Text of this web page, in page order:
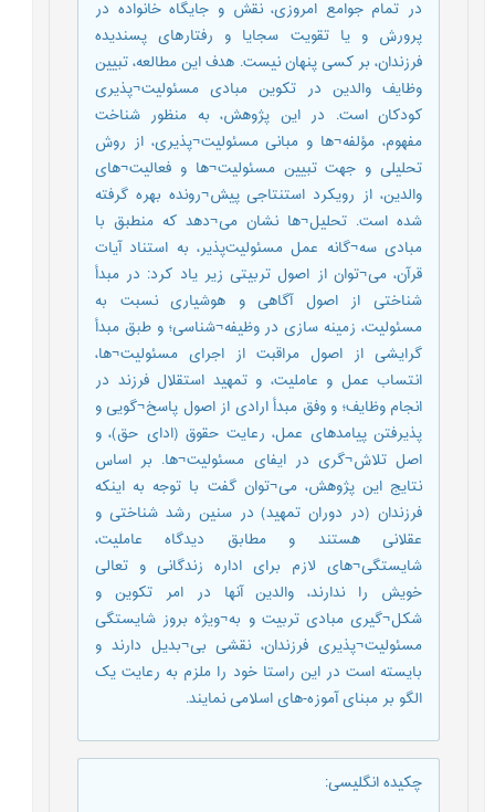
در تمام جوامع امروزی، نقش و جایگاه خانواده در
پرورش و یا تقویت سجایا و رفتارهای پسندیده
فرزندان، بر کسی پنهان نیست. هدف این مطالعه، تبیین
وظایف والدین در تکوین مبادی مسئولیت¬پذیری
کودکان است. در این پژوهش، به منظور شناخت
مفهوم، مؤلفه¬ها و مبانی مسئولیت¬پذیری، از روش
تحلیلی و جهت تبیین مسئولیت¬ها و فعالیت¬های
والدین، از رویکرد استنتاجی پیش¬رونده بهره گرفته
شده است. تحلیل¬ها نشان می¬دهد که منطبق با
مبادی سه¬گانه عمل مسئولیت‌پذیر، به استناد آیات
قرآن، می¬توان از اصول تربیتی زیر یاد کرد: در مبدأ
شناختی از اصول آگاهی و هوشیاری نسبت به
مسئولیت، زمینه سازی در وظیفه¬شناسی؛ و طبق مبدأ
گرایشی از اصول مراقبت از اجرای مسئولیت¬ها،
انتساب عمل و عاملیت، و تمهید استقلال فرزند در
انجام وظایف؛ و وفق مبدأ ارادی از اصول پاسخ¬گویی و
پذیرفتن پیامدهای عمل، رعایت حقوق (ادای حق)، و
اصل تلاش¬گری در ایفای مسئولیت¬ها. بر اساس
نتایج این پژوهش، می¬توان گفت با توجه به اینکه
فرزندان (در دوران تمهید) در سنین رشد شناختی و
عقلانی هستند و مطابق دیدگاه عاملیت،
شایستگی¬های لازم برای اداره زندگانی و تعالی
خویش را ندارند، والدین آنها در امر تکوین و
شکل¬گیری مبادی تربیت و به¬ویژه بروز شایستگی
مسئولیت¬پذیری فرزندان، نقشی بی¬بدیل دارند و
بایسته است در این راستا خود را ملزم به رعایت یک
الگو بر مبنای آموزه-های اسلامی نمایند.
چکیده انگلیسی: